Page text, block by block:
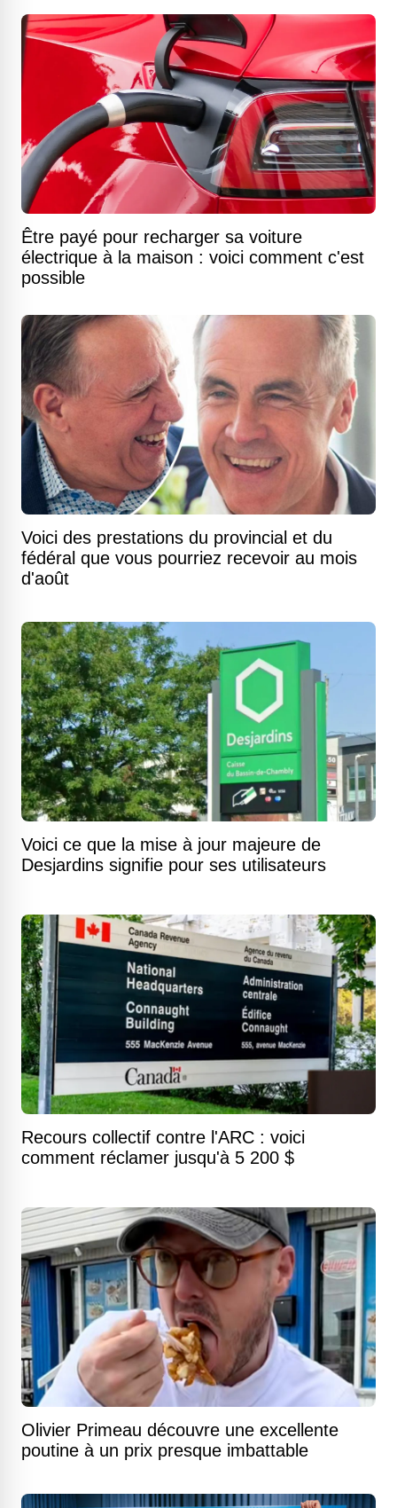
Être payé pour recharger sa voiture
électrique à la maison : voici comment c'est
possible
Voici des prestations du provincial et du
fédéral que vous pourriez recevoir au mois
d'août
Voici ce que la mise à jour majeure de
Desjardins signifie pour ses utilisateurs
Recours collectif contre l'ARC : voici
comment réclamer jusqu'à 5 200 $
Olivier Primeau découvre une excellente
poutine à un prix presque imbattable